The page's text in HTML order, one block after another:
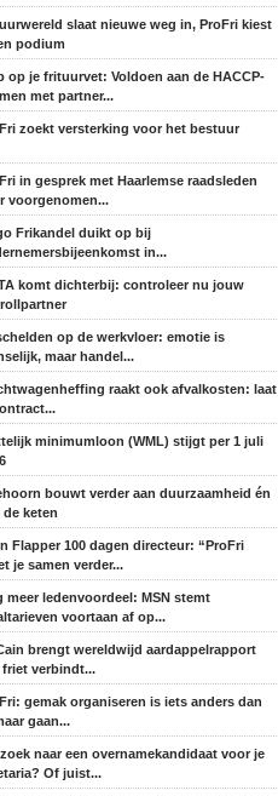
slaat nieuwe weg in, ProFri kiest
podium
op je frituurvet: Voldoen aan de HACCP-
met partner...
zoekt versterking voor het bestuur
in gesprek met Haarlemse raadsleden
voorgenomen...
Frikandel duikt op bij
in...
komt dichterbij: controleer nu jouw
op de werkvloer: emotie is
maar handel...
raakt ook afvalkosten: laat
minimumloon (WML) stijgt per 1 juli
bouwt verder aan duurzaamheid én
de keten
Flapper 100 dagen directeur: “ProFri
je samen verder...
meer ledenvoordeel: MSN stemt
voortaan af op...
brengt wereldwijd aardappelrapport
verbindt...
gemak organiseren is iets anders dan
gaan...
naar een overnamekandidaat voor je
Of juist...